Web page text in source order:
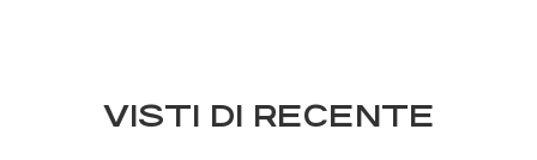
VISTI DI RECENTE